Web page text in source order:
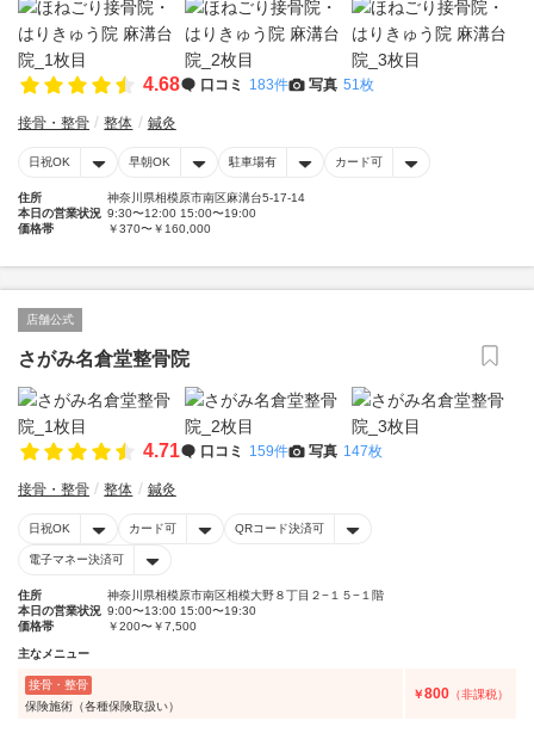
4.68 口コミ 183件 写真 51枚
接骨・整骨 整体 鍼灸
日祝OK 早朝OK 駐車場有 カード可
住所
神奈川県相模原市南区麻溝台5-17-14
本日の営業状況 9:30〜12:00 15:00〜19:00
価格帯
￥370〜￥160,000
店舗公式
さがみ名倉堂整骨院
4.71 口コミ 159件 写真 147枚
接骨・整骨 整体 鍼灸
日祝OK カード可 QRコード決済可
電子マネー決済可
住所
神奈川県相模原市南区相模大野８丁目２−１５−１階
本日の営業状況 9:00〜13:00 15:00〜19:30
価格帯
￥200〜￥7,500
主なメニュー
接骨・整骨
保険施術（各種保険取扱い）
￥800 （非課税）